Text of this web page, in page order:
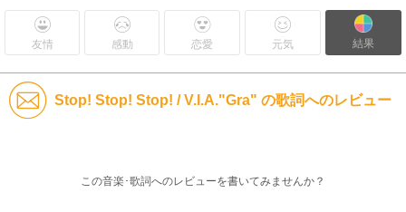
友情 感動 恋愛 元気 結果
Stop! Stop! Stop! / V.I.A."Gra" の歌詞へのレビュー
この音楽･歌詞へのレビューを書いてみませんか？